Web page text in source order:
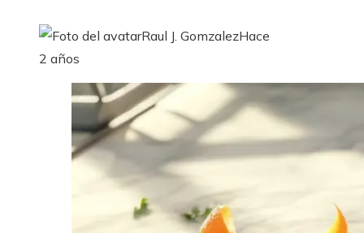
Raul J. GomzalezHace
2 años